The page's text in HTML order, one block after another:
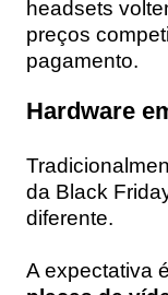
headsets
preços
pagamento.
Hardware
da Black
diferente.
A expectativa